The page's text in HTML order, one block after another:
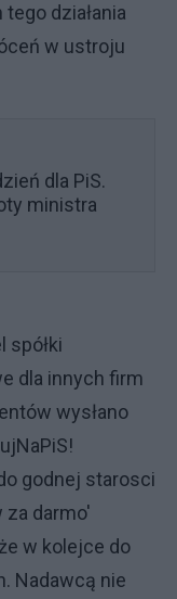
działania
w ustroju
dla PiS.
ministra
spółki
dla innych firm
wysłano
godnej starosci
darmo'
w kolejce do
Nadawcą nie